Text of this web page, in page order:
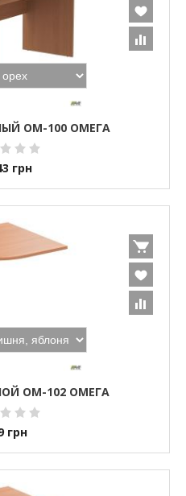
ОМ-100 ОМЕГА
грн
ОМ-102 ОМЕГА
грн